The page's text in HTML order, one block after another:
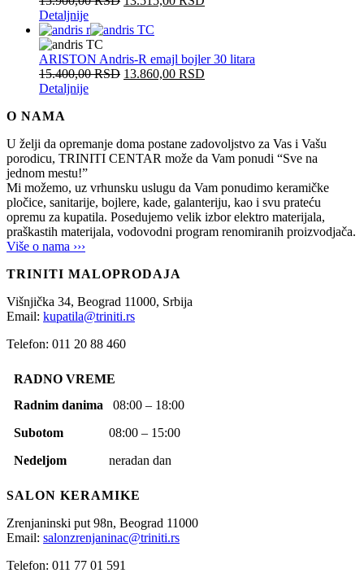
Detaljnije
ARISTON Andris-R emajl bojler 30 litara
15.400,00RSD 13.860,00 RSD
Detaljnije
O NAMA
U želji da opremanje doma postane zadovoljstvo za Vas i Vašu
porodicu, TRINITI CENTAR može da Vam ponudi “Sve na
jednom mestu!”
Mi možemo, uz vrhunsku uslugu da Vam ponudimo keramičke
pločice, sanitarije, bojlere, kade, galanteriju, kao i svu prateću
opremu za kupatila. Posedujemo velik izbor elektro materijala,
praškastih materijala, vodovodni program renomiranih proizvodjača.
Više o nama ›››
TRINITI MALOPRODAJA
Višnjička 34, Beograd 11000, Srbija
Email: kupatila@triniti.rs
Telefon: 011 20 88 460
RADNO VREME
Radnim danima 08:00 – 18:00
Subotom 08:00 – 15:00
Nedeljom neradan dan
SALON KERAMIKE
Zrenjaninski put 98n, Beograd 11000
Email: salonzrenjaninac@triniti.rs
Telefon: 011 77 01 591